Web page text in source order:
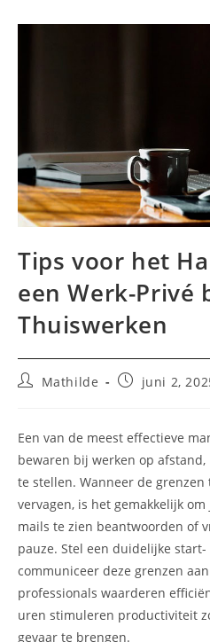
Tips voor het
een Werk-Privé
Thuiswerken
BerichtMathilde
Bericht
juni 2,
Een van de meest effectieve
bewaren bij werken op
te stellen. Wanneer de
vervagen, is het gemakkelijk
mails te zien beantwoorden of
pauze. Stel een duidelijke
communiceer deze grenzen
professionals waarderen
uren stimuleren productiviteit
gevaar te brengen.